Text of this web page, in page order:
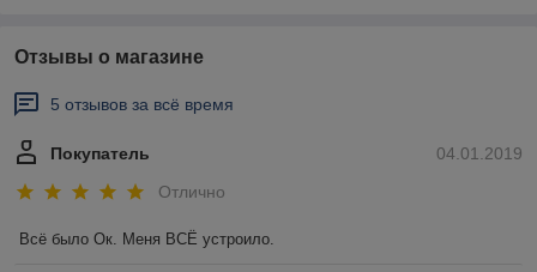
Отзывы о магазине
5 отзывов за всё время
04.01.2019
Покупатель
Отлично
Всё было Ок. Меня ВСЁ устроило.